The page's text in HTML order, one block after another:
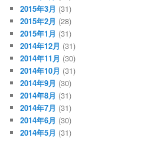
2015年3月 (31)
2015年2月 (28)
2015年1月 (31)
2014年12月 (31)
2014年11月 (30)
2014年10月 (31)
2014年9月 (30)
2014年8月 (31)
2014年7月 (31)
2014年6月 (30)
2014年5月 (31)